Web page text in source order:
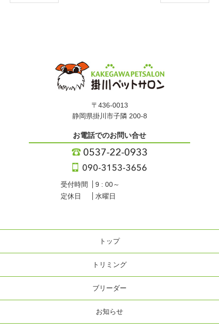
〒436-0013
静岡県掛川市子隣 200-8
お電話でのお問い合せ
受付時間
9 : 00～
定休日
水曜日
トップ
トリミング
ブリーダー
お知らせ